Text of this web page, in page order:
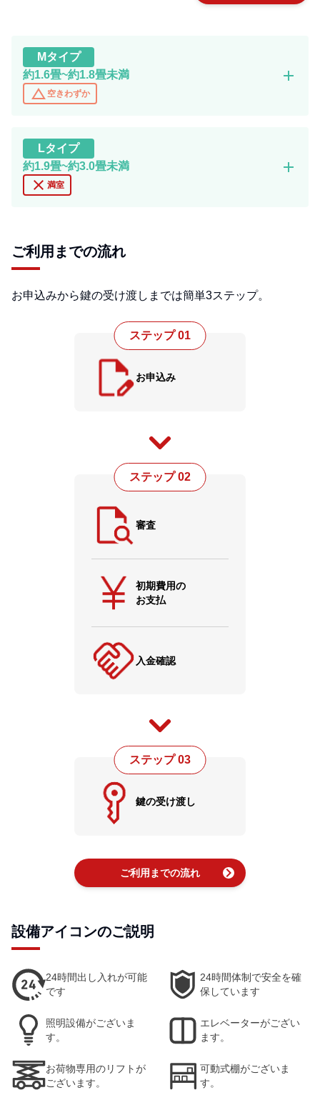
Mタイプ
約1.6畳~約1.8畳未満
change_history 空きわずか
add
Lタイプ
約1.9畳~約3.0畳未満
close 満室
add
ご利用までの流れ
お申込みから鍵の受け渡しまでは簡単3ステップ。
ステップ 01
お申込み
ステップ 02
審査
初期費用の
お支払
入金確認
ステップ 03
鍵の受け渡し
ご利用までの流れ chevron_right
設備アイコンのご説明
24時間出し入れが可能
です
24時間体制で安全を確
保しています
照明設備がございま
す。
エレベーターがござい
ます。
お荷物専用のリフトが
ございます。
可動式棚がございま
す。